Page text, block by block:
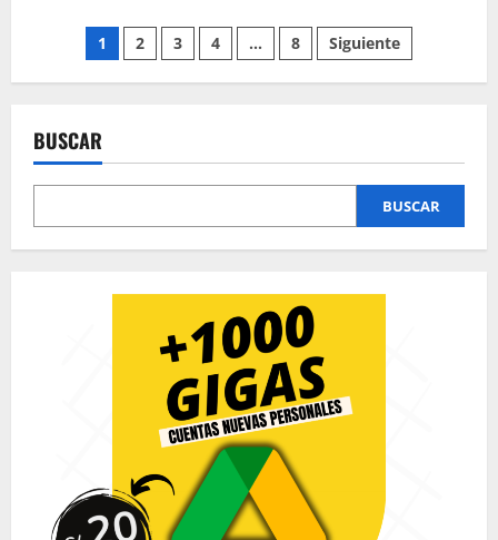
Curso
de
Barberia
Paginación
de
entradas
1 2 3 4 … 8 Siguiente
BUSCAR
BUSCAR